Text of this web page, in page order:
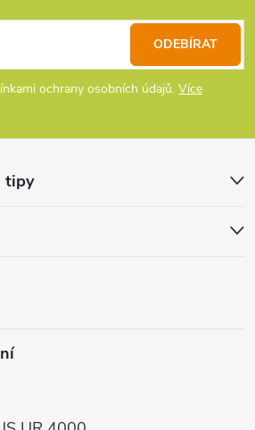
ochrany osobních údajů. Více
ODEBÍRAT
tipy